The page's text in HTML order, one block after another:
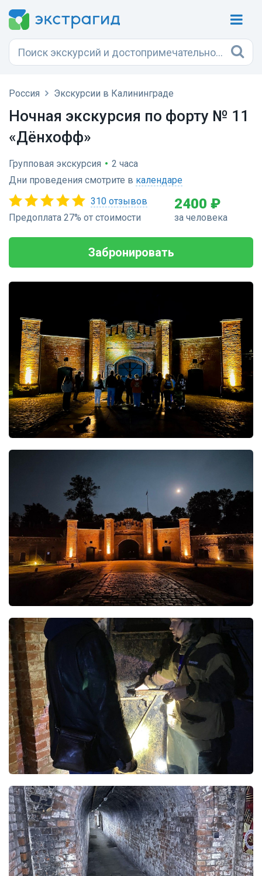
Россия Экскурсии в Калининграде
Ночная экскурсия по форту № 11
«Дёнхофф»
Групповая экскурсия • 2 часа
Дни проведения смотрите в календаре
310 отзывов
Предоплата 27% от стоимости
2400 ₽
за человека
Забронировать